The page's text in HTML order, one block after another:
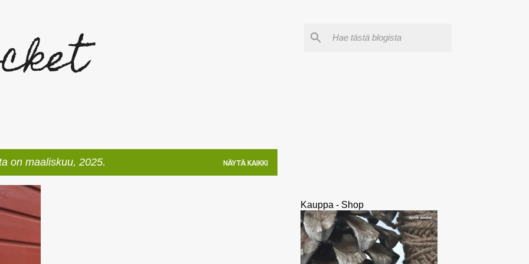
on maaliskuu, 2025. NÄYTÄ KAIKKI
Kauppa - Shop